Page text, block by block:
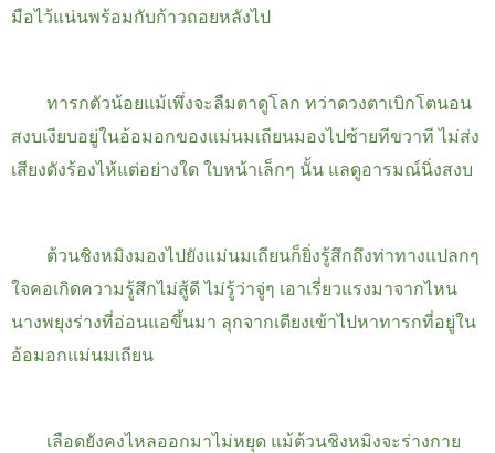
มือไว้แน่นพร้อมกับก้าวถอยหลังไป
ทารกตัวน้อยแม้เพึ่งจะลืมตาดูโลก ทว่าดวงตาเบิกโตนอน
สงบเงียบอยู่ในอ้อมอกของแม่นมเถียนมองไปซ้ายทีขวาที ไม่ส่ง
เสียงดังร้องไห้แต่อย่างใด ใบหน้าเล็กๆ นั้น แลดูอารมณ์นิ่งสงบ
ต้วนชิงหมิงมองไปยังแม่นมเถียนก็ยิ่งรู้สึกถึงท่าทางแปลกๆ
ใจคอเกิดความรู้สึกไม่สู้ดี ไม่รู้ว่าจู่ๆ เอาเรี่ยวแรงมาจากไหน
นางพยุงร่างที่อ่อนแอขึ้นมา ลุกจากเตียงเข้าไปหาทารกที่อยู่ใน
อ้อมอกแม่นมเถียน
เลือดยังคงไหลออกมาไม่หยุด แม้ต้วนชิงหมิงจะร่างกาย